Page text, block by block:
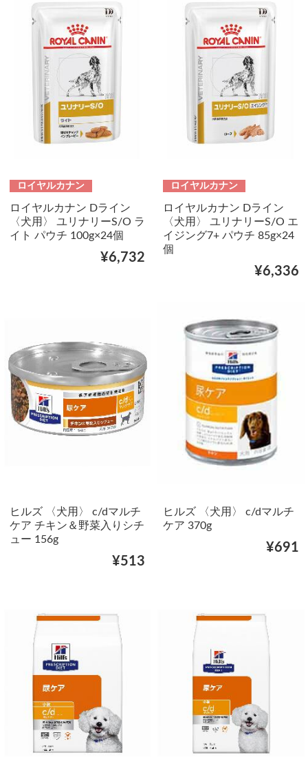
ロイヤルカナン
ロイヤルカナン Dライン
〈犬用〉 ユリナリーS/O ラ
イト パウチ 100g×24個
¥6,732
ロイヤルカナン
ロイヤルカナン Dライン
〈犬用〉 ユリナリーS/O エ
イジング7+ パウチ 85g×24
個
¥6,336
ヒルズ 〈犬用〉 c/dマルチ
ケア チキン＆野菜入りシチ
ュー 156g
¥513
ヒルズ 〈犬用〉 c/dマルチ
ケア 370g
¥691